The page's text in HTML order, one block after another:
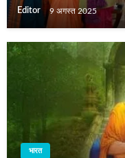
Editor 9 अगस्त 2025
भारत